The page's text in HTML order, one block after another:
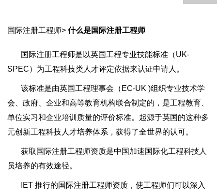
国际注册工程师> 什么是国际注册工程师
国际注册工程师是以英国工程专业技能标准（UK-
SPEC）为工程科技类人才评定依据来认证申请人。
该标准是由英国工程理事会（EC-UK )组织专业技术学
会、政府、企业和高等教育机构联合制定的，是工程教育、
单位实习和企业培训质量的评价标准。起源于英国的这种多
元创新工程科技人才培养体系，获得了全世界的认可。
获取国际注册工程师资质是中国加速国际化工程科技人
员培养的有效途径。
IET 推行的国际注册工程师资质，使工程师们可以深入